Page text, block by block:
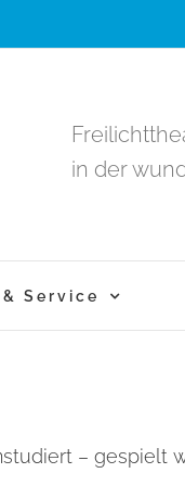
in der
Service
– gespielt